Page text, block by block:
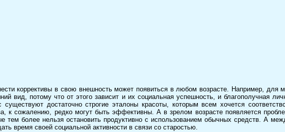
коррективы в свою внешность может появиться в любом возрасте. Например, для
вид, потому что от этого зависит и их социальная успешность, и благополучная
существуют достаточно строгие эталоны красоты, которым всем хочется
к сожалению, редко могут быть эффективны. А в зрелом возрасте появляется
тем более нельзя остановить продуктивно с использованием обычных средств. А
время своей социальной активности в связи со старостью.